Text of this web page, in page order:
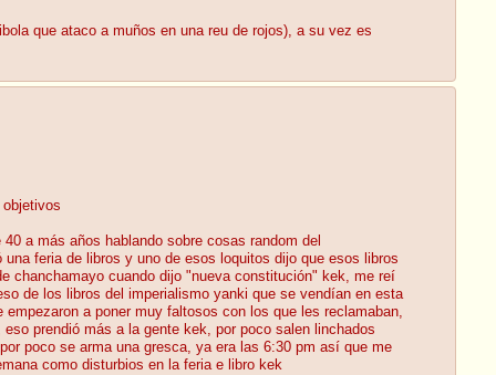
que ataco a muños en una reu de rojos), a su vez es
a más años hablando sobre cosas random del
feria de libros y uno de esos loquitos dijo que esos libros
chanchamayo cuando dijo "nueva constitución" kek, me reí
de los libros del imperialismo yanki que se vendían en esta
a poner muy faltosos con los que les reclamaban,
prendió más a la gente kek, por poco salen linchados
poco se arma una gresca, ya era las 6:30 pm así que me
como disturbios en la feria e libro kek